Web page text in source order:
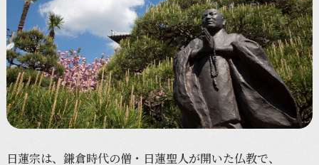
日蓮宗は、 鎌倉時代の僧・日蓮聖人が開いた仏教で、